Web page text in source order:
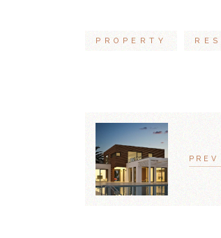
PROPERTY
PREV